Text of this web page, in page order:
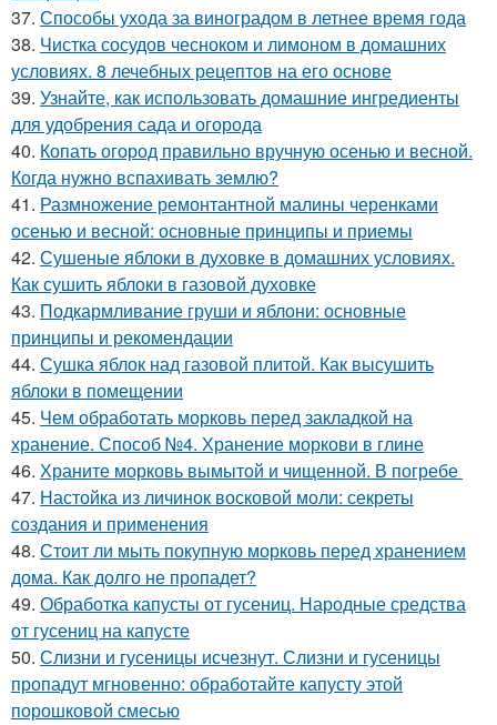
37. Способы ухода за виноградом в летнее время года
38. Чистка сосудов чесноком и лимоном в домашних
условиях. 8 лечебных рецептов на его основе
39. Узнайте, как использовать домашние ингредиенты
для удобрения сада и огорода
40. Копать огород правильно вручную осенью и весной.
Когда нужно вспахивать землю?
41. Размножение ремонтантной малины черенками
осенью и весной: основные принципы и приемы
42. Сушеные яблоки в духовке в домашних условиях.
Как сушить яблоки в газовой духовке
43. Подкармливание груши и яблони: основные
принципы и рекомендации
44. Сушка яблок над газовой плитой. Как высушить
яблоки в помещении
45. Чем обработать морковь перед закладкой на
хранение. Способ №4. Хранение моркови в глине
46. Храните морковь вымытой и чищенной. В погребе
47. Настойка из личинок восковой моли: секреты
создания и применения
48. Стоит ли мыть покупную морковь перед хранением
дома. Как долго не пропадет?
49. Обработка капусты от гусениц. Народные средства
от гусениц на капусте
50. Слизни и гусеницы исчезнут. Слизни и гусеницы
пропадут мгновенно: обработайте капусту этой
порошковой смесью